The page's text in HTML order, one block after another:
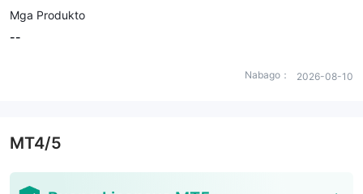
Mga Produkto
--
Nabago： 2026-08-10
MT4/5